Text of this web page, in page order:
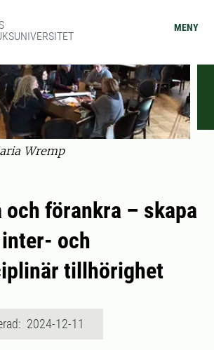
MENY
Wremp
förankra – skapa
och
tillhörighet
2024-12-11